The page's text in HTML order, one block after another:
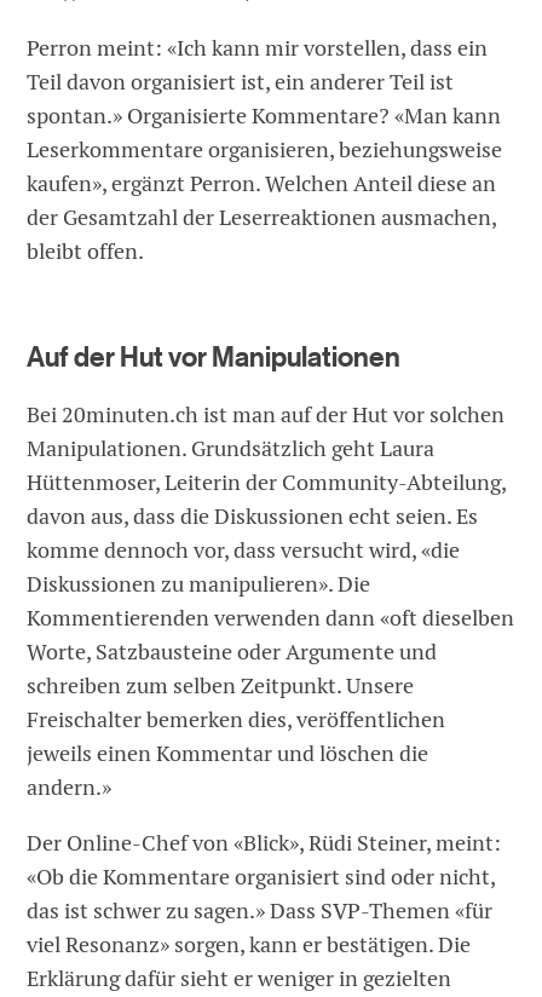
Perron meint: «Ich kann mir vorstellen, dass ein
Teil davon organisiert ist, ein anderer Teil ist
spontan.» Organisierte Kommentare? «Man kann
Leserkommentare organisieren, beziehungsweise
kaufen», ergänzt Perron. Welchen Anteil diese an
der Gesamtzahl der Leserreaktionen ausmachen,
bleibt offen.
Auf der Hut vor Manipulationen
Bei 20minuten.ch ist man auf der Hut vor solchen
Manipulationen. Grundsätzlich geht Laura
Hüttenmoser, Leiterin der Community-Abteilung,
davon aus, dass die Diskussionen echt seien. Es
komme dennoch vor, dass versucht wird, «die
Diskussionen zu manipulieren». Die
Kommentierenden verwenden dann «oft dieselben
Worte, Satzbausteine oder Argumente und
schreiben zum selben Zeitpunkt. Unsere
Freischalter bemerken dies, veröffentlichen
jeweils einen Kommentar und löschen die
andern.»
Der Online-Chef von «Blick», Rüdi Steiner, meint:
«Ob die Kommentare organisiert sind oder nicht,
das ist schwer zu sagen.» Dass SVP-Themen «für
viel Resonanz» sorgen, kann er bestätigen. Die
Erklärung dafür sieht er weniger in gezielten